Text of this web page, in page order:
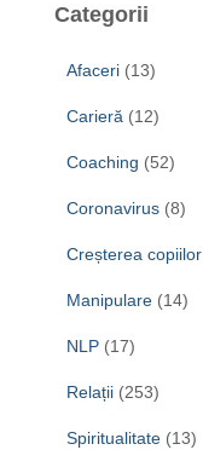
Categorii
Afaceri (13)
Carieră (12)
Coaching (52)
Coronavirus (8)
Creșterea copiilor
Manipulare (14)
NLP (17)
Relații (253)
Spiritualitate (13)